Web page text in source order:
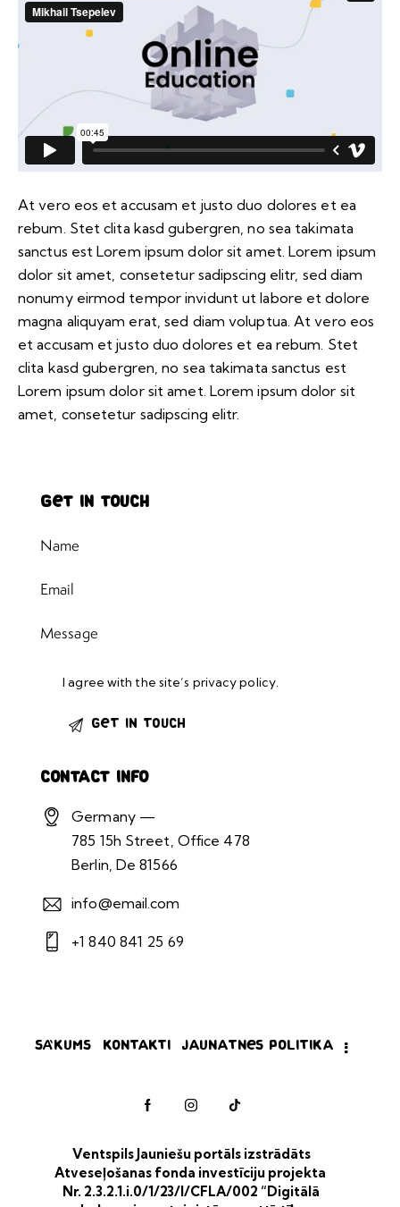
At vero eos et accusam et justo duo dolores et ea
rebum. Stet clita kasd gubergren, no sea takimata
sanctus est Lorem ipsum dolor sit amet. Lorem ipsum
dolor sit amet, consetetur sadipscing elitr, sed diam
nonumy eirmod tempor invidunt ut labore et dolore
magna aliquyam erat, sed diam voluptua. At vero eos
et accusam et justo duo dolores et ea rebum. Stet
clita kasd gubergren, no sea takimata sanctus est
Lorem ipsum dolor sit amet. Lorem ipsum dolor sit
amet, consetetur sadipscing elitr.
Get in Touch
I agree with the site’s privacy policy.
Contact Info
Germany —
785 15h Street, Office 478
Berlin, De 81566
info@email.com
+1 840 841 25 69
Sākums Kontakti Jaunatnes politika
Ventspils Jauniešu portāls izstrādāts
Atveseļošanas fonda investīciju projekta
Nr. 2.3.2.1.i.0/1/23/I/CFLA/002 “Digitālā